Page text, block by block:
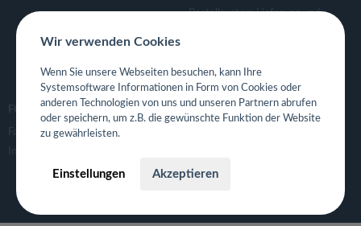
Bestellsystem Lieferung und
Eigene App für Restaurant
FOLGE UNS
Facebook
Instagram
Wir verwenden Cookies
Wenn Sie unsere Webseiten besuchen, kann Ihre
Systemsoftware Informationen in Form von Cookies oder
anderen Technologien von uns und unseren Partnern abrufen
oder speichern, um z.B. die gewünschte Funktion der Website
zu gewährleisten.
Einstellungen Akzeptieren